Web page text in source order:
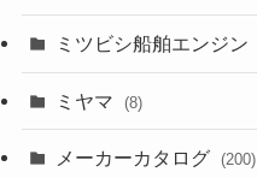
ミツビシ船舶エンジン
ミヤマ (8)
メーカーカタログ (200)